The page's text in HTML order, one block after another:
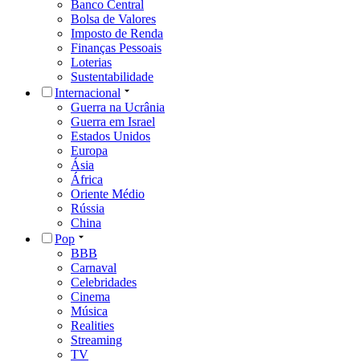
Banco Central
Bolsa de Valores
Imposto de Renda
Finanças Pessoais
Loterias
Sustentabilidade
Internacional
Guerra na Ucrânia
Guerra em Israel
Estados Unidos
Europa
Ásia
África
Oriente Médio
Rússia
China
Pop
BBB
Carnaval
Celebridades
Cinema
Música
Realities
Streaming
TV